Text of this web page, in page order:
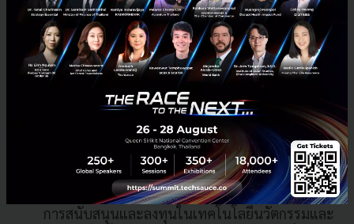
Krungsri Innovation Center: ศูนย์รวมแหล่ง
ความรู้และอัปเดตเทรนด์สำหรับสายเทค ที่เปิด
ตัวอย่างสวยงามที่เชียงใหม่เมื่อเร็ว ๆ นี้ ซึ่งมีจุด
ประสงค์ให้เป็นพื้นที่สำหรับแสดงความสามารถและ
สร้างสรรค์ทางด้านการเงินดิจิทัลรูปแบบใหม่ ๆ เพื่อ
ขับเคลื่อนเศรษฐกิจดิจิทัลของประเทศอย่างยั่งยืน
Krungsri Finnovate : สายธุรกิจและสตาร์ทอัพน่า
จะคุ้นเคยกันดี สำหรับ Krungsri Finnovate ผู้นำด้าน
การสนับสนุนและลงทุนในเทคโนโลยีนวัตกรรมและ